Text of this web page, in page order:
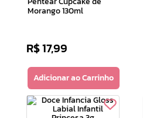
Morango 130ml
R$17,99
Adicionar ao Carrinho